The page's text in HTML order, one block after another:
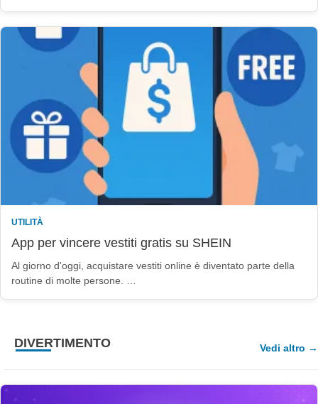
UTILITÀ
App per vincere vestiti gratis su SHEIN
Al giorno d'oggi, acquistare vestiti online è diventato parte della
routine di molte persone. …
DIVERTIMENTO Vedi altro